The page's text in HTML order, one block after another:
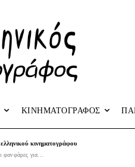
ΚΙΝΗΜΑΤΟΓΡΑΦΟΣ
κινηματογράφου
φανφάρες για...